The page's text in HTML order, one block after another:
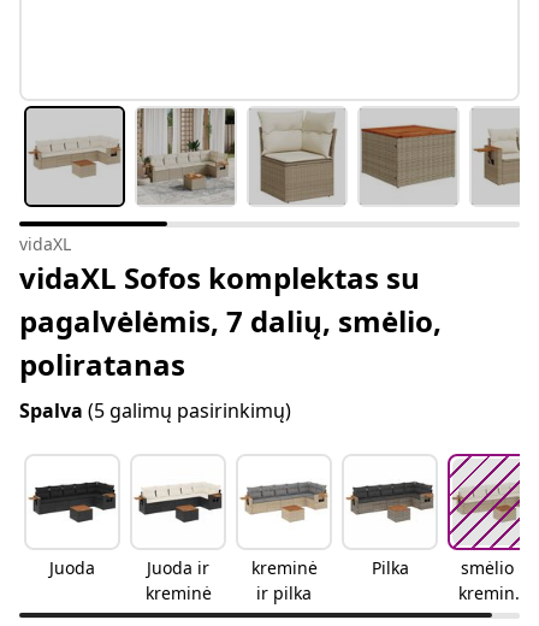
vidaXL
vidaXL Sofos komplektas su
pagalvėlėmis, 7 dalių, smėlio,
poliratanas
Spalva (5 galimų pasirinkimų)
Juoda
Juoda ir
kreminė
kreminė
ir pilka
Pilka
smėlio ir
kreminės
spalvos